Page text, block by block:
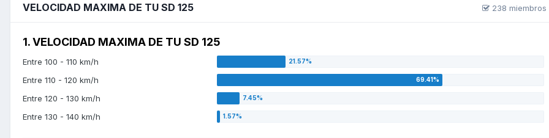
VELOCIDAD MAXIMA DE TU SD 125 238
1. VELOCIDAD MAXIMA DE TU SD 125
Entre 100 - 110 km/h
Entre 110 - 120 km/h
Entre 120 - 130 km/h
Entre 130 - 140 km/h